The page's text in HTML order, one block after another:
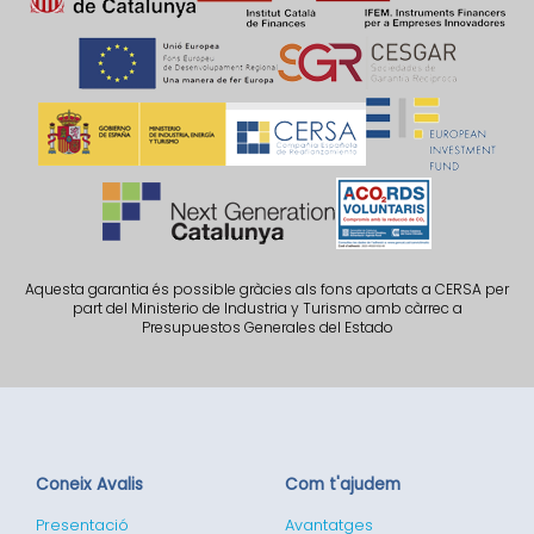
Aquesta garantia és possible gràcies als fons aportats a CERSA per
part del Ministerio de Industria y Turismo amb càrrec a
Presupuestos Generales del Estado
Coneix Avalis
Presentació
Com t'ajudem
Avantatges